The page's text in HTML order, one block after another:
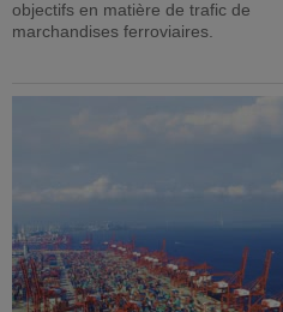
objectifs en matière de trafic de
marchandises ferroviaires.